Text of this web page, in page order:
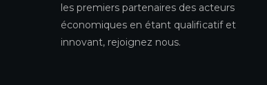
les premiers partenaires des acteurs
économiques en étant qualificatif et
innovant, rejoignez nous.